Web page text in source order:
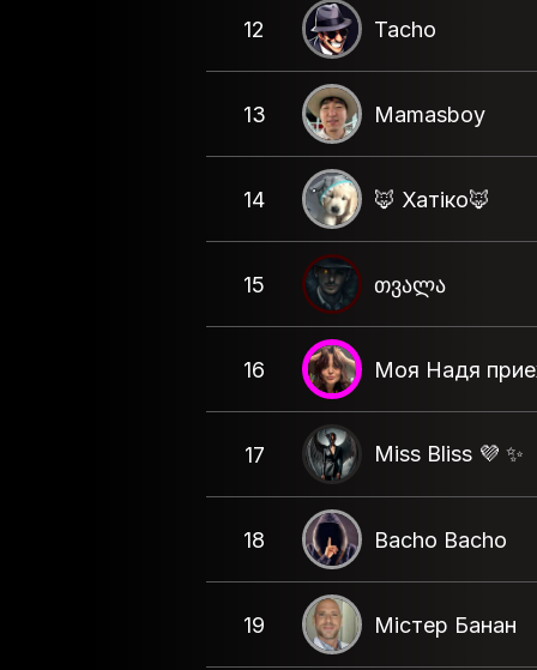
12 Tacho
13 Mamasboy
14 🦊 Хатіко🦊
15 თვალა
16 Моя Надя
17 Miss Bliss 💜 ✨️
18 Bacho Bacho
19 Містер Банан